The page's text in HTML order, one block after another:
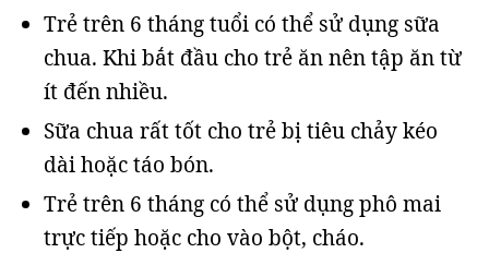
Trẻ trên 6 tháng tuổi có thể sử dụng sữa
chua. Khi bắt đầu cho trẻ ăn nên tập ăn từ
ít đến nhiều.
Sữa chua rất tốt cho trẻ bị tiêu chảy kéo
dài hoặc táo bón.
Trẻ trên 6 tháng có thể sử dụng phô mai
trực tiếp hoặc cho vào bột, cháo.